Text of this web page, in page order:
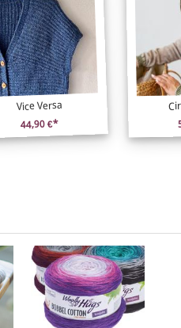
Vice Versa
44,90 €*